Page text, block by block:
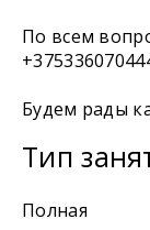
По всем
Будем рады
Тип
Полная